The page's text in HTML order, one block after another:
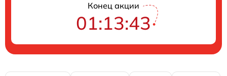
Конец акции
01:13:42